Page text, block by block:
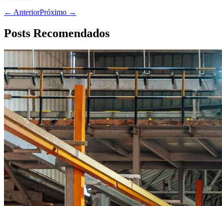
← AnteriorPróximo →
Posts Recomendados